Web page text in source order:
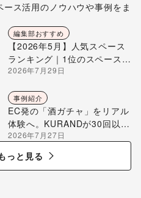
ス活用のノウハウや事例をま
編集部おすすめ
【2026年5月】人気スペース
ランキング｜1位のスペースを
編集部が解説
2026年7月29日
事例紹介
EC発の「酒ガチャ」をリアル
体験へ。KURANDが30回以上
のポップアップ出店で届け
る“新しいお酒との出会い”
2026年7月27日
っと見る